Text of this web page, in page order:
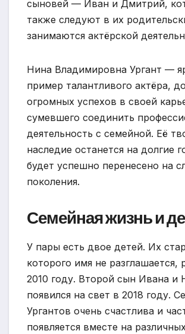
сыновей — Иван и Дмитрий,
также следуют в их
занимаются актёрской
Нина Владимировна Ургант —
пример талантливого актёра,
огромных успехов в своей
сумевшего соединить
деятельность с семейной. Её
наследие останется на долгие
будет успешно перенесено на
поколения.
Семейная жизнь и
У пары есть двое детей. Их
которого имя не разглашается,
2010 году. Второй сын Ивана и
появился на свет в 2018 году.
Ургантов очень счастлива и
появляется вместе на